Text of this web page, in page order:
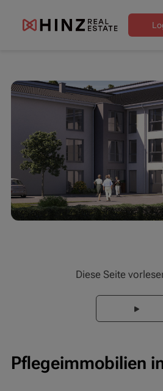
Diese Seite
Pflegeimmobilien